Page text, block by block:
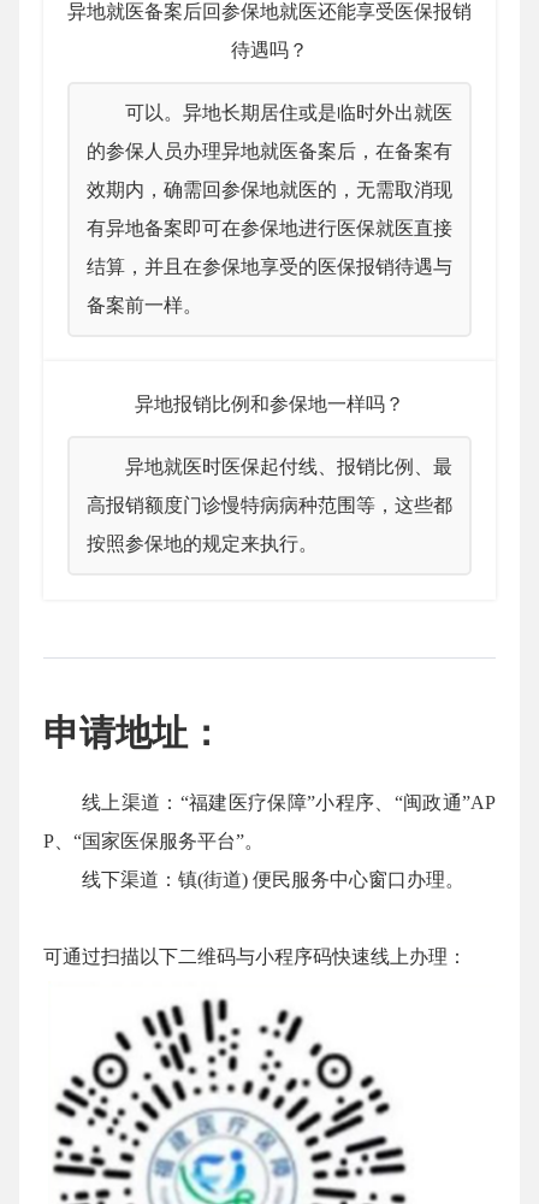
异地就医备案后回参保地就医还能享受医保报销
待遇吗？
可以。异地长期居住或是临时外出就医
的参保人员办理异地就医备案后，在备案有
效期内，确需回参保地就医的，无需取消现
有异地备案即可在参保地进行医保就医直接
结算，并且在参保地享受的医保报销待遇与
备案前一样。
异地报销比例和参保地一样吗？
异地就医时医保起付线、报销比例、最
高报销额度门诊慢特病病种范围等，这些都
按照参保地的规定来执行。
申请地址 ：
线上渠道：“福建医疗保障”小程序、“闽政通”AP
P、“国家医保服务平台”。
线下渠道：镇(街道) 便民服务中心窗口办理。
可通过扫描以下二维码与小程序码快速线上办理：